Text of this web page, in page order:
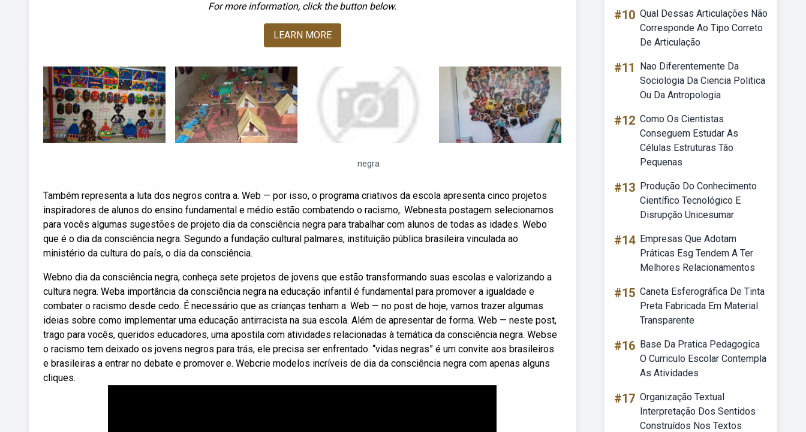
For more information, click the button below.
LEARN MORE
negra
Também representa a luta dos negros contra a. Web — por isso, o programa criativos da escola apresenta cinco projetos
inspiradores de alunos do ensino fundamental e médio estão combatendo o racismo,. Webnesta postagem selecionamos
para vocês algumas sugestões de projeto dia da consciência negra para trabalhar com alunos de todas as idades. Webo
que é o dia da consciência negra. Segundo a fundação cultural palmares, instituição pública brasileira vinculada ao
ministério da cultura do país, o dia da consciência.
Webno dia da consciência negra, conheça sete projetos de jovens que estão transformando suas escolas e valorizando a
cultura negra. Weba importância da consciência negra na educação infantil é fundamental para promover a igualdade e
combater o racismo desde cedo. É necessário que as crianças tenham a. Web — no post de hoje, vamos trazer algumas
ideias sobre como implementar uma educação antirracista na sua escola. Além de apresentar de forma. Web — neste post,
trago para vocês, queridos educadores, uma apostila com atividades relacionadas à temática da consciência negra. Webse
o racismo tem deixado os jovens negros para trás, ele precisa ser enfrentado. “vidas negras” é um convite aos brasileiros
e brasileiras a entrar no debate e promover e. Webcrie modelos incríveis de dia da consciência negra com apenas alguns
cliques.
#10 Qual Dessas Articulações Não
Corresponde Ao Tipo Correto
De Articulação
#11
Nao Diferentemente Da
Sociologia Da Ciencia Politica
Ou Da Antropologia
#12 Como Os Cientistas
Conseguem Estudar As
Células Estruturas Tão
Pequenas
#13 Produção Do Conhecimento
Científico Tecnológico E
Disrupção Unicesumar
#14 Empresas Que Adotam
Práticas Esg Tendem A Ter
Melhores Relacionamentos
#15 Caneta Esferográfica De Tinta
Preta Fabricada Em Material
Transparente
#16 Base Da Pratica Pedagogica
O Curriculo Escolar Contempla
As Atividades
#17 Organização Textual
Interpretação Dos Sentidos
Construídos Nos Textos